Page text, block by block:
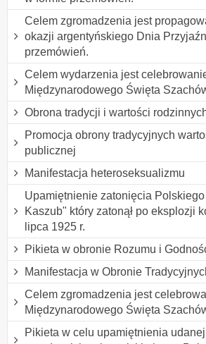
Celem zgromadzenia jest
okazji argentyńskiego Dnia
przemówień.
Celem wydarzenia jest
Międzynarodowego Święta
Obrona tradycji i wartości
Promocja obrony tradycyjnych
publicznej
Manifestacja heteroseksualizmu
Upamiętnienie zatonięcia
Kaszub" który zatonął po eksplozji
lipca 1925 r.
Pikieta w obronie Rozumu i
Manifestacja w Obronie
Celem zgromadzenia jest
Międzynarodowego Święta
Pikieta w celu upamiętnienia